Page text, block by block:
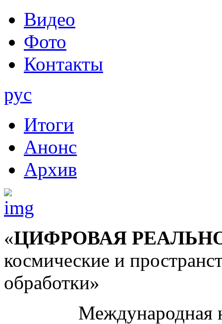
Видео
Фото
Контакты
рус
Итоги
Анонс
Архив
«ЦИФРОВАЯ
космические и
обработки»
Международная